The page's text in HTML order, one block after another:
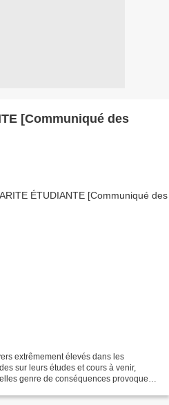
[Communiqué des
extrêmement élevés dans les
sur leurs études et cours à venir,
genre de conséquences provoque la